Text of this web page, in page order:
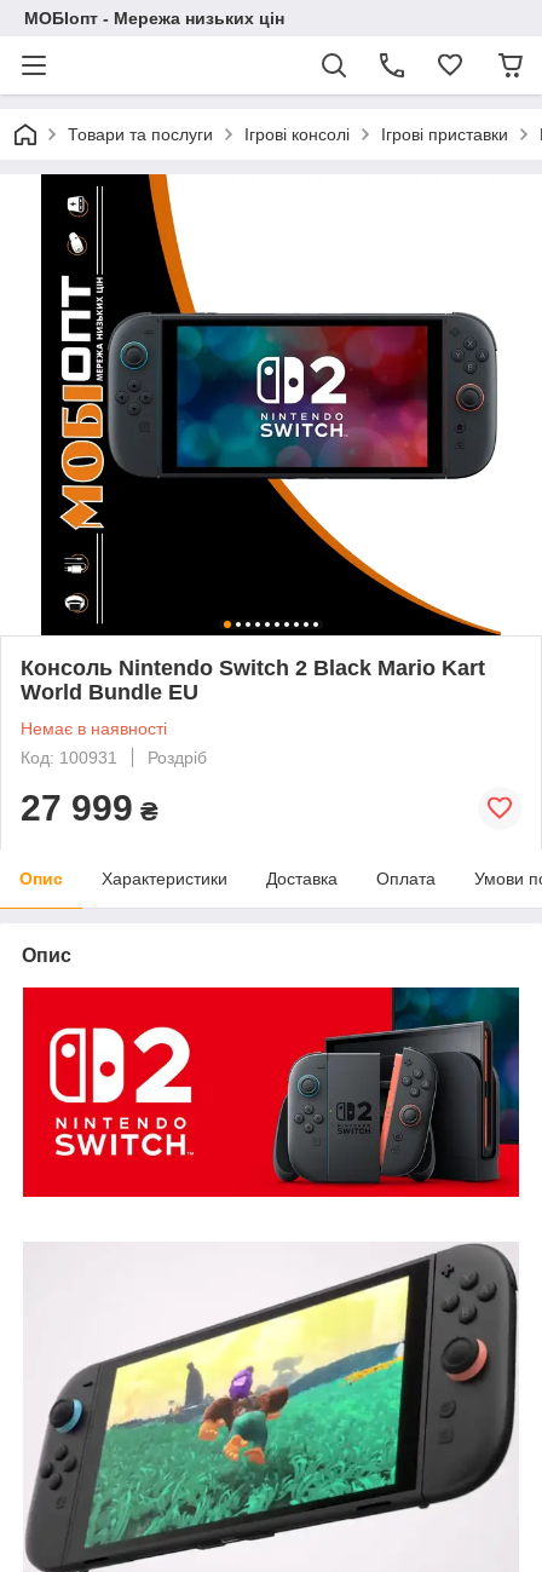
МОБІопт - Мережа низьких цін
Товари та послуги Ігрові консолі Ігрові приставки
Консоль Nintendo Switch 2 Black Mario Kart
World Bundle EU
Немає в наявності
Код: 100931
Роздріб
27 999 ₴
Опис Характеристики Доставка Оплата Умови
Опис